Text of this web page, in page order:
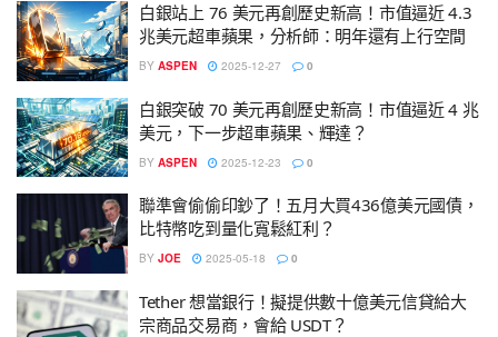
白銀站上 76 美元再創歷史新高！市值逼近 4.3
兆美元超車蘋果，分析師：明年還有上行空間
BY ASPEN 2025-12-27 0
白銀突破 70 美元再創歷史新高！市值逼近 4 兆
美元，下一步超車蘋果、輝達？
BY ASPEN 2025-12-23 0
聯準會偷偷印鈔了！五月大買436億美元國債，
比特幣吃到量化寬鬆紅利？
BY JOE 2025-05-18 0
Tether 想當銀行！擬提供數十億美元信貸給大
宗商品交易商，會給 USDT？